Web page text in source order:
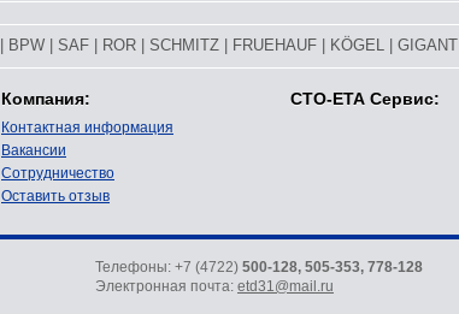
BPW SAF ROR SCHMITZ FRUEHAUF KÖGEL GIGANT
Компания:
Контактная информация
Вакансии
Сотрудничество
Оставить отзыв
СТО-ЕТА Сервис:
Телефоны: +7 (4722) 500-128, 505-353, 778-128
Электронная почта: etd31@mail.ru